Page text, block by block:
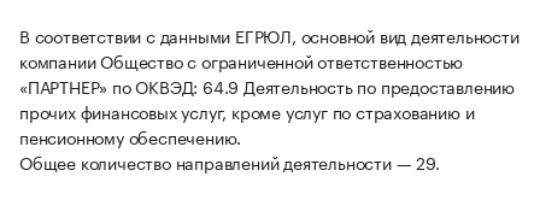
В соответствии с данными ЕГРЮЛ, основной вид деятельности
компании Общество с ограниченной ответственностью
«ПАРТНЕР» по ОКВЭД: 64.9 Деятельность по предоставлению
прочих финансовых услуг, кроме услуг по страхованию и
пенсионному обеспечению.
Общее количество направлений деятельности — 29.